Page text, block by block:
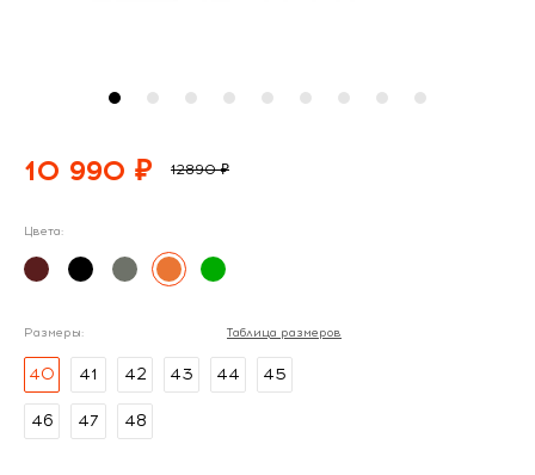
10 990 ₽ 12890 ₽
Цвета:
Размеры: Таблица размеров
40 41 42 43 44 45
46 47 48